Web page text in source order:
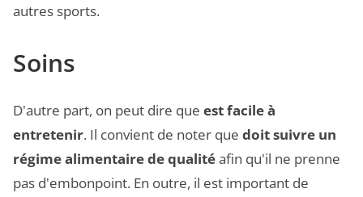
autres sports.
Soins
D'autre part, on peut dire que est facile à
entretenir. Il convient de noter que doit suivre un
régime alimentaire de qualitéafin qu'il ne prenne
pas d'embonpoint. En outre, il est important de